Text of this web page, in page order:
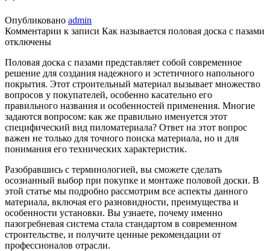
Опубликовано admin
Комментарии к записи Как называется половая доска с пазами
отключены
Половая доска с пазами представляет собой современное
решение для создания надежного и эстетичного напольного
покрытия. Этот строительный материал вызывает множество
вопросов у покупателей, особенно касательно его
правильного названия и особенностей применения. Многие
задаются вопросом: как же правильно именуется этот
специфический вид пиломатериала? Ответ на этот вопрос
важен не только для точного поиска материала, но и для
понимания его технических характеристик.
Разобравшись с терминологией, вы сможете сделать
осознанный выбор при покупке и монтаже половой доски. В
этой статье мы подробно рассмотрим все аспекты данного
материала, включая его разновидности, преимущества и
особенности установки. Вы узнаете, почему именно
пазогребневая система стала стандартом в современном
строительстве, и получите ценные рекомендации от
профессионалов отрасли.